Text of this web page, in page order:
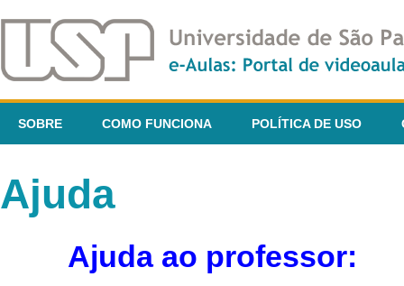
SOBRE COMO FUNCIONA POLÍTICA DE USO
Ajuda
Ajuda ao professor: